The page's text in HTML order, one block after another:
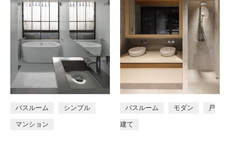
バスルーム シンプル
マンション
バスルーム モダン 戸
建て